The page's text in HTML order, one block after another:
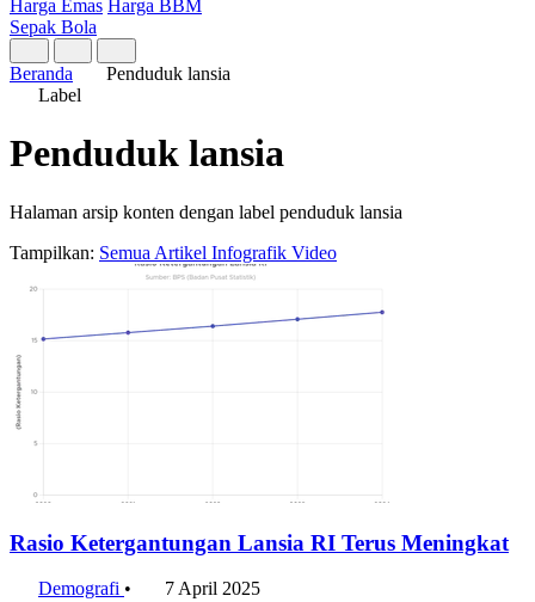
Harga Emas Harga BBM
Sepak Bola
Beranda
Penduduk lansia
Label
Penduduk lansia
Halaman arsip konten dengan label penduduk lansia
Tampilkan: Semua Artikel Infografik Video
Rasio Ketergantungan Lansia RI Terus Meningkat
Demografi • 7 April 2025